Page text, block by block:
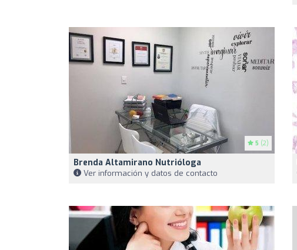
5 (2)
Brenda Altamirano Nutrióloga
Ver información y datos de contacto